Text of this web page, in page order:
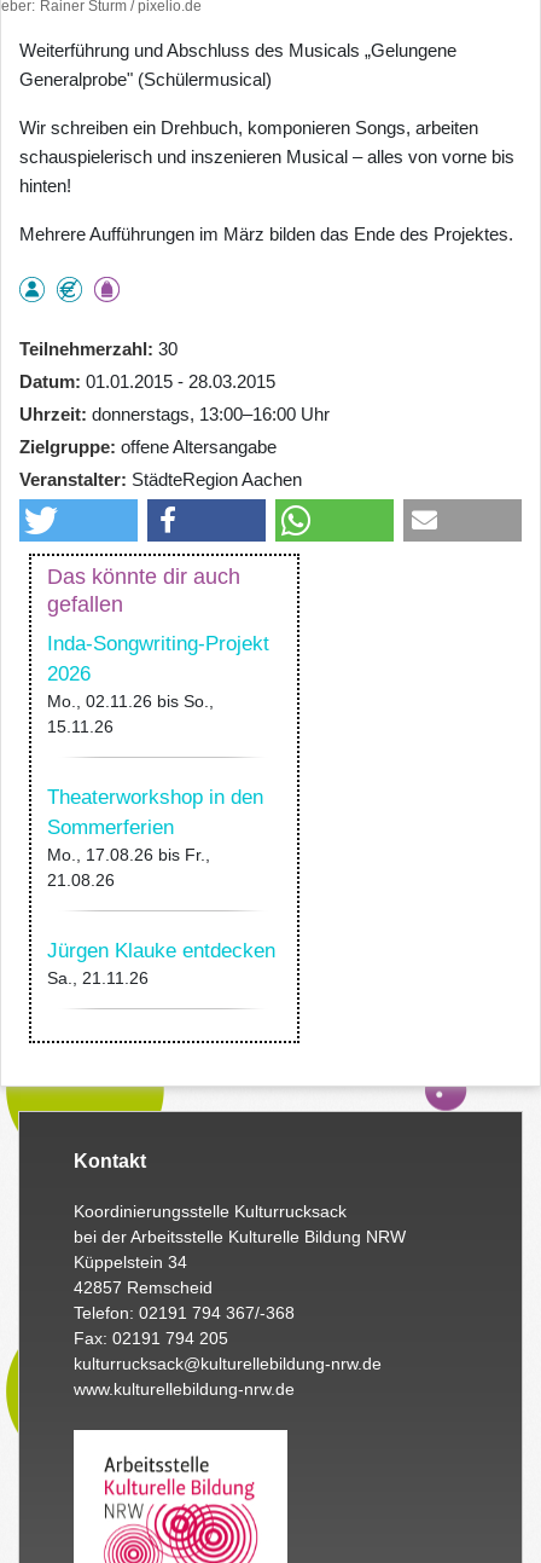
Rainer Sturm / pixelio.de
Weiterführung und Abschluss des Musicals „Gelungene
Generalprobe" (Schülermusical)
Wir schreiben ein Drehbuch, komponieren Songs, arbeiten
schauspielerisch und inszenieren Musical – alles von vorne bis
hinten!
Mehrere Aufführungen im März bilden das Ende des Projektes.
Teilnehmerzahl 30
Datum 01.01.2015 - 28.03.2015
Uhrzeit donnerstags, 13:00–16:00 Uhr
Zielgruppe offene Altersangabe
Veranstalter StädteRegion Aachen
Das könnte dir auch
gefallen
Inda-Songwriting-Projekt
2026
Mo., 02.11.26 bis So.,
15.11.26
Theaterworkshop in den
Sommerferien
Mo., 17.08.26 bis Fr.,
21.08.26
Jürgen Klauke entdecken
Sa., 21.11.26
Kontakt
Koordinierungsstelle Kulturrucksack
bei der Arbeitsstelle Kulturelle Bildung NRW
Küppelstein 34
42857 Remscheid
Telefon: 02191 794 367/-368
Fax: 02191 794 205
kulturrucksack@kulturellebildung-nrw.de
www.kulturellebildung-nrw.de